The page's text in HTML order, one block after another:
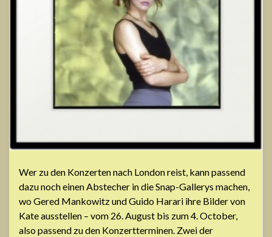
Wer zu den Konzerten nach London reist, kann passend
dazu noch einen Abstecher in die Snap-Gallerys machen,
wo Gered Mankowitz und Guido Harari ihre Bilder von
Kate ausstellen – vom 26. August bis zum 4. October,
also passend zu den Konzertterminen. Zwei der